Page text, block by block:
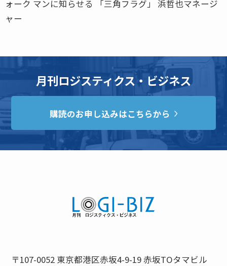
ォーク マンに知らせる 「三角フラグ」 浜哲也マネージ
ャー
月刊ロジスティクス・ビジネス
購読のお申し込みはこちらから
〒107-0052 東京都港区赤坂4-9-19 赤坂TOタマビル